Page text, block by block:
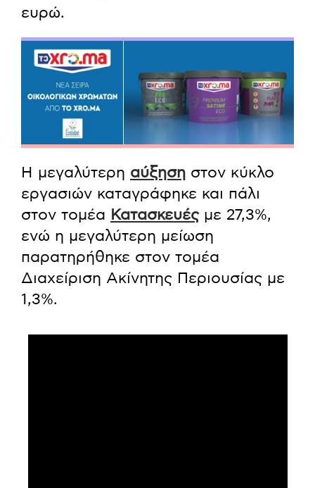
ευρώ.
Η μεγαλύτερη αύξηση στον κύκλο
εργασιών καταγράφηκε και πάλι
στον τομέα Κατασκευέςμε 27,3%,
ενώ η μεγαλύτερη μείωση
παρατηρήθηκε στον τομέα
Διαχείριση Ακίνητης Περιουσίας με
1,3%.